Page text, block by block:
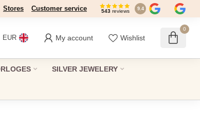
Dé winkel in Den Haag sinds 1946
Stores Customer service 543 reviews 9.4
EUR My account Wishlist
0
SILVER JEWELERY